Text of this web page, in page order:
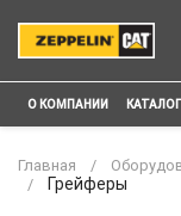
О КОМПАНИИ КАТАЛОГ
Главная
Грейферы